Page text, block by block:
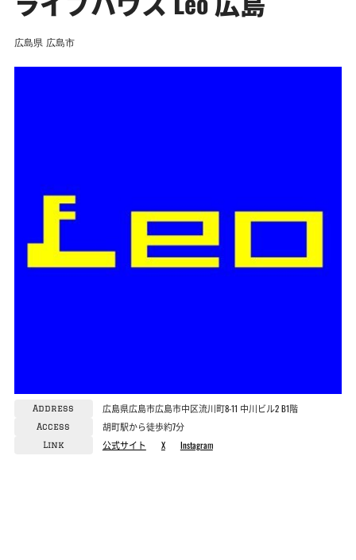
広島県 広島市
Address 広島県広島市広島市中区流川町8-11 中川ビル2 B1階
Access 胡町駅から徒歩約7分
Link 公式サイト X Instagram